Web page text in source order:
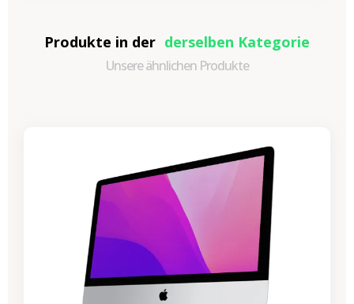
Produkte in der derselben Kategorie
Unsere ähnlichen Produkte